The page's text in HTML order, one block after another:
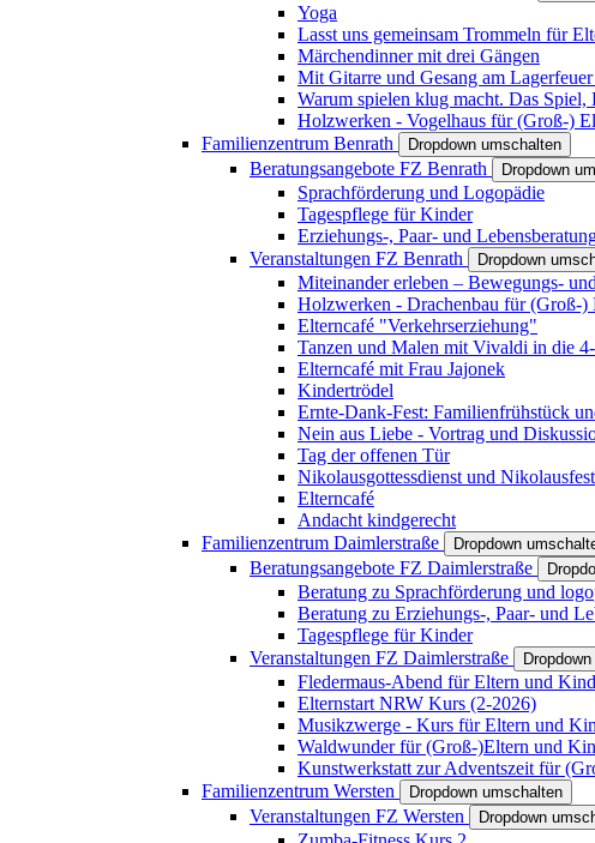
Yoga
Lasst uns gemeinsam Trommeln für
Märchendinner mit drei Gängen
Mit Gitarre und Gesang am
Warum spielen klug macht. Das
Holzwerken - Vogelhaus für (Groß-)
Familienzentrum Benrath
Dropdown umschalten
Beratungsangebote FZ Benrath Dropdown
Sprachförderung und Logopädie
Tagespflege für Kinder
Erziehungs-, Paar- und
Veranstaltungen FZ Benrath
Dropdown
Miteinander erleben – Bewegungs-
Holzwerken - Drachenbau für (Groß-)
Elterncafé "Verkehrserziehung"
Tanzen und Malen mit Vivaldi in die
Elterncafé mit Frau Jajonek
Kindertrödel
Ernte-Dank-Fest: Familienfrühstück
Nein aus Liebe - Vortrag und
Tag der offenen Tür
Nikolausgottessdienst und Nikolausfest
Elterncafé
Andacht kindgerecht
Familienzentrum Daimlerstraße
Dropdown
Beratungsangebote FZ Daimlerstraße
Beratung zu Sprachförderung und
Beratung zu Erziehungs-, Paar- und
Tagespflege für Kinder
Veranstaltungen FZ Daimlerstraße
Fledermaus-Abend für Eltern und
Elternstart NRW Kurs (2-2026)
Musikzwerge - Kurs für Eltern und
Waldwunder für (Groß-)Eltern und
Kunstwerkstatt zur Adventszeit für
Familienzentrum Wersten
Dropdown umschalten
Veranstaltungen FZ Wersten Dropdown